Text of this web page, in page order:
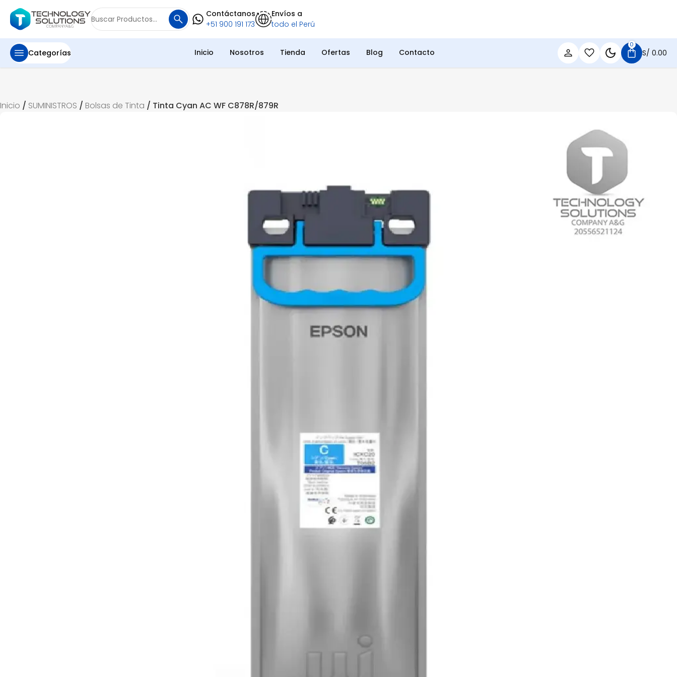
Buscar
por:
Contáctanos
+51 900 191 173
Envíos a
todo el Perú
Categorías Inicio Nosotros Tienda Ofertas Blog Contacto
0
S/ 0.00
Inicio / SUMINISTROS / Bolsas de Tinta / Tinta Cyan AC WF C878R/879R